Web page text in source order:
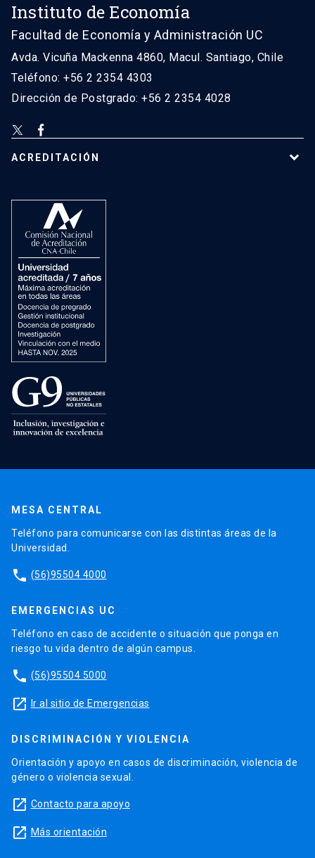
Instituto de Economía
Facultad de Economía y Administración UC
Avda. Vicuña Mackenna 4860, Macul. Santiago, Chile
Teléfono: +56 2 2354 4303
Dirección de Postgrado: +56 2 2354 4028
ACREDITACIÓN
MESA CENTRAL
Teléfono para comunicarse con las distintas áreas de la
Universidad.
phone (56)95504 4000
EMERGENCIAS UC
Teléfono en caso de accidente o situación que ponga en
riesgo tu vida dentro de algún campus.
phone (56)95504 5000
launch Ir al sitio de Emergencias
DISCRIMINACIÓN Y VIOLENCIA
Orientación y apoyo en casos de discriminación, violencia de
género o violencia sexual.
launch Contacto para apoyo
launch Más orientación